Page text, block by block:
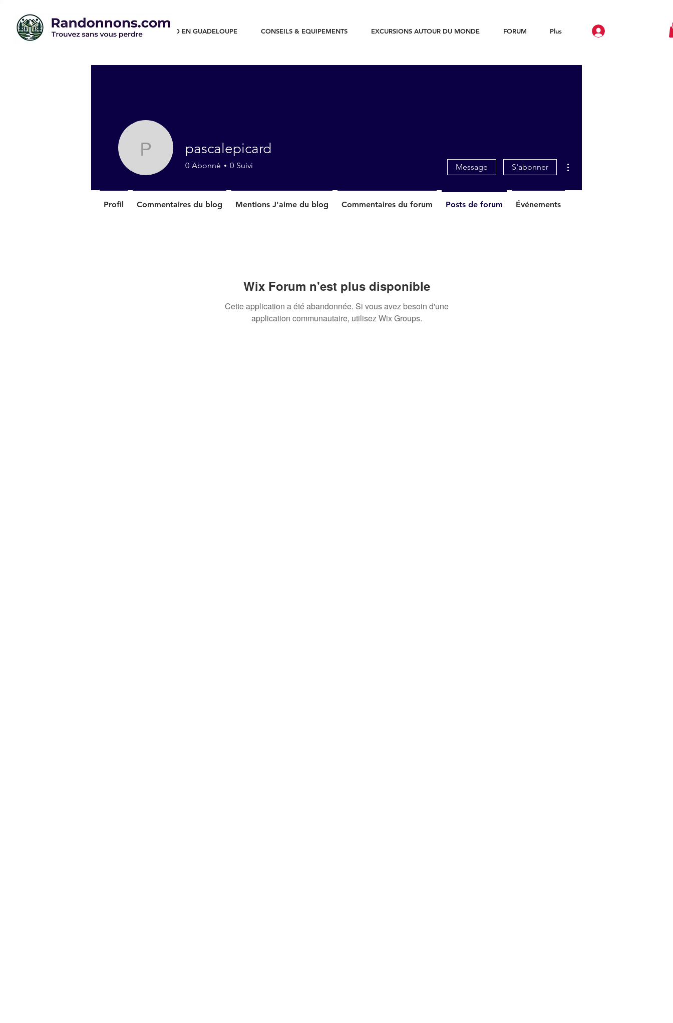
RANDO EN GUADELOUPE CONSEILS & EQUIPEMENTS EXCURSIONS AUTOUR DU MONDE FORUM Plus
Wix Forum n'est plus disponible
Cette application a été abandonnée. Si vous avez besoin d'une
application communautaire, utilisez Wix Groups.
pascalepicard
pascalepicard
0 Abonné 0 Suivi Message S'abonner
Profil Commentaires du blog Mentions J'aime du blog Commentaires du forum Posts de forum Événements